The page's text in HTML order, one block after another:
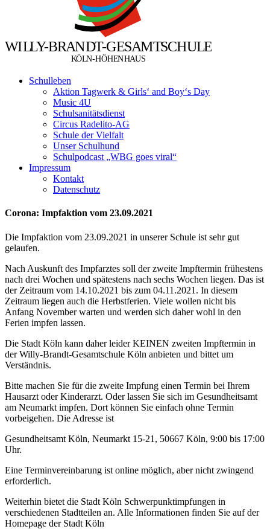
WILLY-BRANDT-GESAMTSCHULE
KÖLN-HÖHENHAUS
Schulleben
Aktion Tagwerk & Girls‘ and Boy‘s Day
Music 4U
Schulsanitätsdienst
Circus Radelito-AG
Schule der Vielfalt
Unser Schulhund
Schulpodcast „WBG goes viral“
Impressum
Kontakt
Datenschutz
Corona: Impfaktion vom 23.09.2021
Die Impfaktion vom 23.09.2021 in unserer Schule ist sehr gut
gelaufen.
Nach Auskunft des Impfarztes soll der zweite Impftermin frühestens
nach drei Wochen und spätestens nach sechs Wochen liegen. Das ist
der Zeitraum vom 14.10.2021 bis zum 04.11.2021. In diesem
Zeitraum liegen auch die Herbstferien. Viele wollen nicht bis
Anfang November warten und werden sich daher wohl in den
Ferien impfen lassen.
Die Stadt Köln kann daher leider KEINEN zweiten Impftermin in
der Willy-Brandt-Gesamtschule Köln anbieten und bittet um
Verständnis.
Bitte machen Sie für die zweite Impfung einen Termin bei Ihrem
Hausarzt oder Kinderarzt. Oder lassen Sie sich im Gesundheitsamt
am Neumarkt impfen. Dort können Sie einfach ohne Termin
vorbeigehen. Die Adresse ist
Gesundheitsamt Köln, Neumarkt 15-21, 50667 Köln, 9:00 bis 17:00
Uhr.
Eine Terminvereinbarung ist online möglich, aber nicht zwingend
erforderlich.
Weiterhin bietet die Stadt Köln Schwerpunktimpfungen in
verschiedenen Stadtteilen an. Alle Informationen finden Sie auf der
Homepage der Stadt Köln